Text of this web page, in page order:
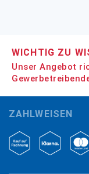
WICHTIG ZU
Unser Angebot
ZAHLWEISEN